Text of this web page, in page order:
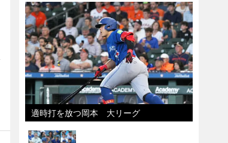
適時打を放つ岡本 大リーグ